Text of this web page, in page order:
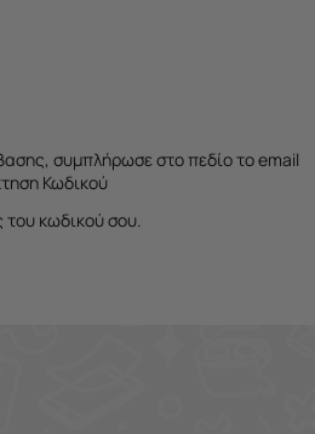
συμπλήρωσε στο πεδίο το email
Κωδικού
του κωδικού σου.